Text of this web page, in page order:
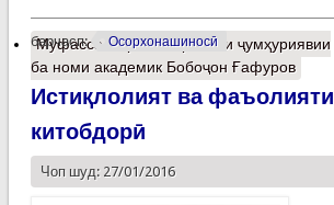
барчасп: Осорхонашиносӣ
Муфассалтаро Осорхонаи ҷумҳуриявии
ба номи академик Бобоҷон Ғафуров
Истиқлолият ва фаъолияти
китобдорӣ
Чоп шуд: 27/01/2016